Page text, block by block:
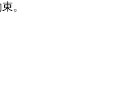
。